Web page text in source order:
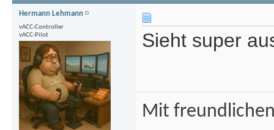
Hermann Lehmann
vACC-Controller
vACC-Pilot
Sieht super
Mit